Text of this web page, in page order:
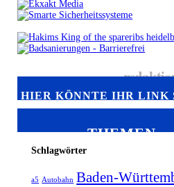
HIER KÖNNTE IHR LINK
THEMEN
Schlagwörter
a5 Autobahn Baden-